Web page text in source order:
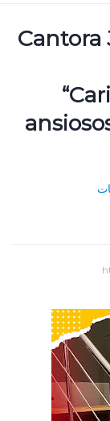
Cantora